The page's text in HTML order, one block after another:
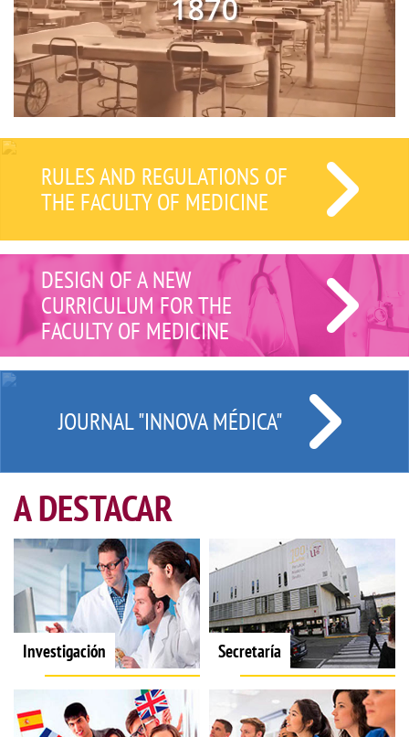
RULES AND REGULATIONS OF
THE FACULTY OF MEDICINE
DESIGN OF A NEW
CURRICULUM FOR THE
FACULTY OF MEDICINE
JOURNAL "INNOVA MÉDICA"
A DESTACAR
Investigación Secretaría